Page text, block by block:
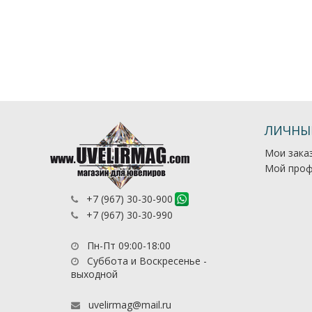
+7 (967) 30-30-900
+7 (967) 30-30-990
Пн-Пт 09:00-18:00
Суббота и Воскресенье -
выходной
uvelirmag@mail.ru
Мои
Мой